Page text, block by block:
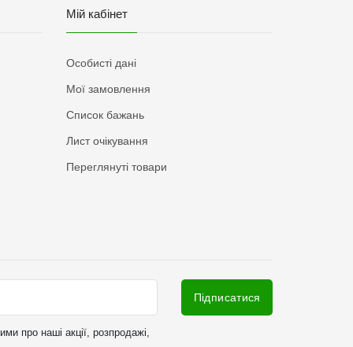
Мій кабінет
Особисті дані
Мої замовлення
Список бажань
Лист очікування
Переглянуті товари
про наші акції, розпродажі,
Підписатися